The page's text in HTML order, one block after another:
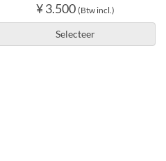
¥ 3.500 (Btw incl.)
Selecteer